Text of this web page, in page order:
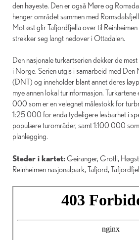
den høyeste. Den er også Møre og
henger området sammen med
Mot øst glir Tafjordfjella over til
strekker seg langt nedover i Ottadalen.
Den nasjonale turkartserien dekker de
i Norge. Serien utgis i samarbeid med Den
(DNT) og inneholder blant annet deres
mye annen lokal turinformasjon.
000 som er en velegnet målestokk for
1:25 000 for enda tydeligere lesbarhet i
populære turområder, samt 1:100 000
planlegging.
Steder i kartet:Geiranger, Grotli,
Reinheimen nasjonalpark, Tafjord,